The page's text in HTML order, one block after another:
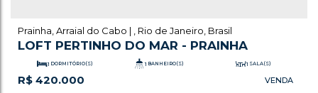
LOFT PERTINHO DO MAR - PRAINHA
R$ 420.000
Prainha Arraial do Cabo Rio de Janeiro Brasil
1 DORMITÓRIO(S) 1 BANHEIRO(S) 1 SALA(S)
ÚTIL:
51.29m²